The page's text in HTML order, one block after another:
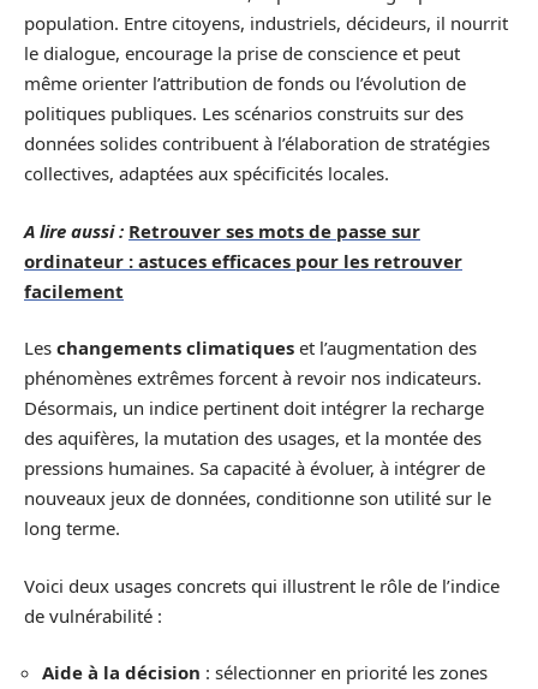
population. Entre citoyens, industriels, décideurs, il nourrit
le dialogue, encourage la prise de conscience et peut
même orienter l’attribution de fonds ou l’évolution de
politiques publiques. Les scénarios construits sur des
données solides contribuent à l’élaboration de stratégies
collectives, adaptées aux spécificités locales.
A lire aussi : Retrouver ses mots de passe sur
ordinateur : astuces efficaces pour les retrouver
facilement
Les changements climatiques et l’augmentation des
phénomènes extrêmes forcent à revoir nos indicateurs.
Désormais, un indice pertinent doit intégrer la recharge
des aquifères, la mutation des usages, et la montée des
pressions humaines. Sa capacité à évoluer, à intégrer de
nouveaux jeux de données, conditionne son utilité sur le
long terme.
Voici deux usages concrets qui illustrent le rôle de l’indice
de vulnérabilité :
Aide à la décision : sélectionner en priorité les zones